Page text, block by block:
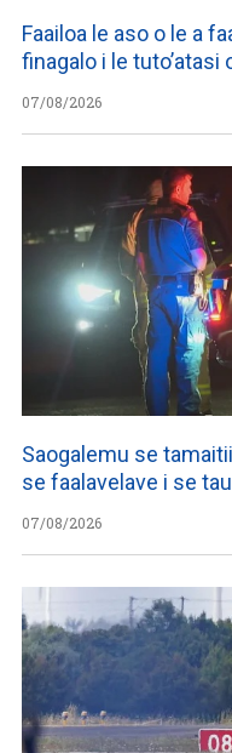
Faailoa le aso o le a
finagalo i le tuto’atasi
07/08/2026
Saogalemu se
se faalavelave i se
07/08/2026